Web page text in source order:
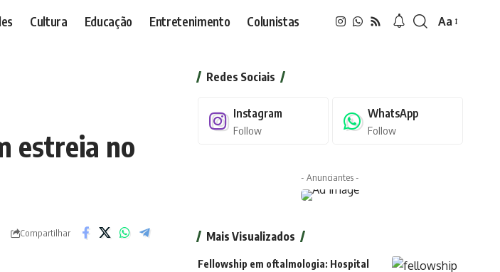
Cultura Educação Entretenimento Colunistas
Font
Aa
estreia no
Compartilhar
Redes Sociais
Instagram
Follow
WhatsApp
Follow
- Anunciantes -
Mais Visualizados
Fellowship em oftalmologia: Hospital